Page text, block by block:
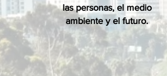
las personas, el medio
ambiente y el futuro.